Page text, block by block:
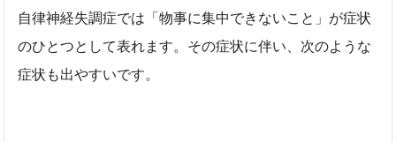
自律神経失調症では「物事に集中できないこと」が症状
のひとつとして表れます。その症状に伴い、次のような
症状も出やすいです。